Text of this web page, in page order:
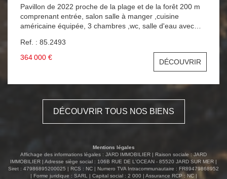
Pavillon de 2022 proche de la plage et de la forêt 200 m
comprenant entrée, salon salle à manger ,cuisine
américaine équipée, 3 chambres ,wc, salle d'eau avec
Ref. : 85.2493
364 000 €
DÉCOUVRIR
DÉCOUVRIR TOUS NOS BIENS
Mentions légales
Affichage des informations légales : JARD IMMOBILIER | Raison sociale : JARD
IMMOBILIER | Adresse siège social : 106B RUE DE L'OCEAN - 85520 JARD SUR MER |
Siret : 47986895200025 | RCS : NC | Numero TVA Intracommunautaire : FR89479868952
| Forme juridique : SARL | Capital social : 2 000 | Assurance RCP : NC |